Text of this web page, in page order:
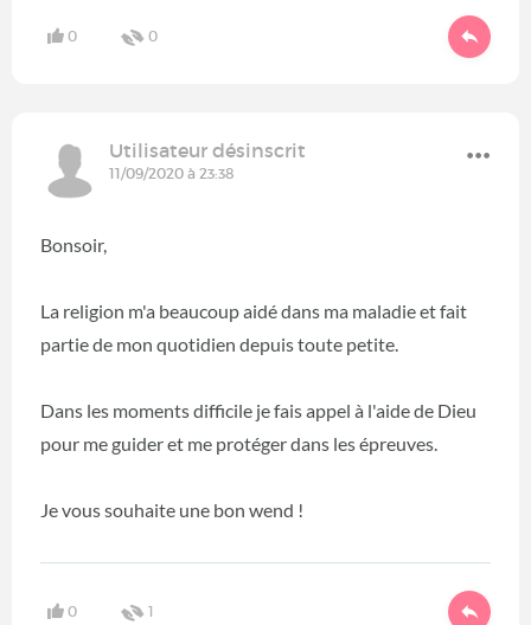
0 0
Utilisateur désinscrit
11/09/2020 à 23:38
Bonsoir,
La religion m'a beaucoup aidé dans ma maladie et fait
partie de mon quotidien depuis toute petite.
Dans les moments difficile je fais appel à l'aide de Dieu
pour me guider et me protéger dans les épreuves.
Je vous souhaite une bon wend !
0 1